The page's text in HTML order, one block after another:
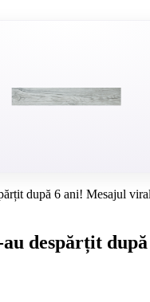
după 6 ani! Mesajul
despărțit